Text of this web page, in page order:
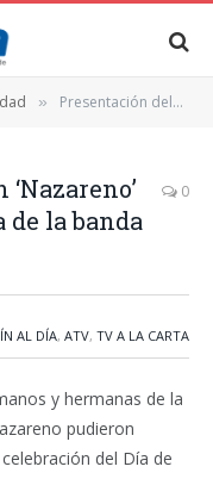
» Presentación del boletín ‘Nazareno’ y exposición fotográfica de la banda de música 2022
la banda
0
AL DÍA, ATV, TV A LA CARTA
y hermanas de la
pudieron
del Día de